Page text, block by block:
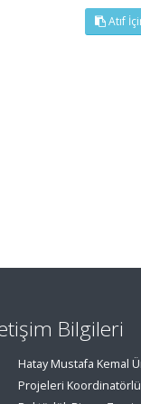
Atıf
Bilgileri
Hatay Mustafa Kemal
Projeleri